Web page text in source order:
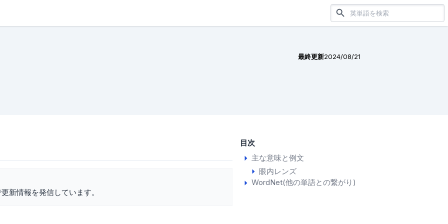
最終更新2024/08/21
目次
主な意味と例文
眼内レンズ
WordNet(他の単語との繋がり)
新情報を発信しています。